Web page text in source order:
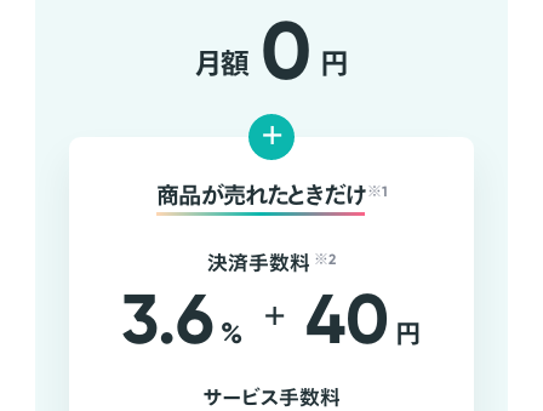
月額 0 円
+
商品が売れたときだけ ※1
決済手数料 ※2
3.6 % + 40 円
サービス手数料